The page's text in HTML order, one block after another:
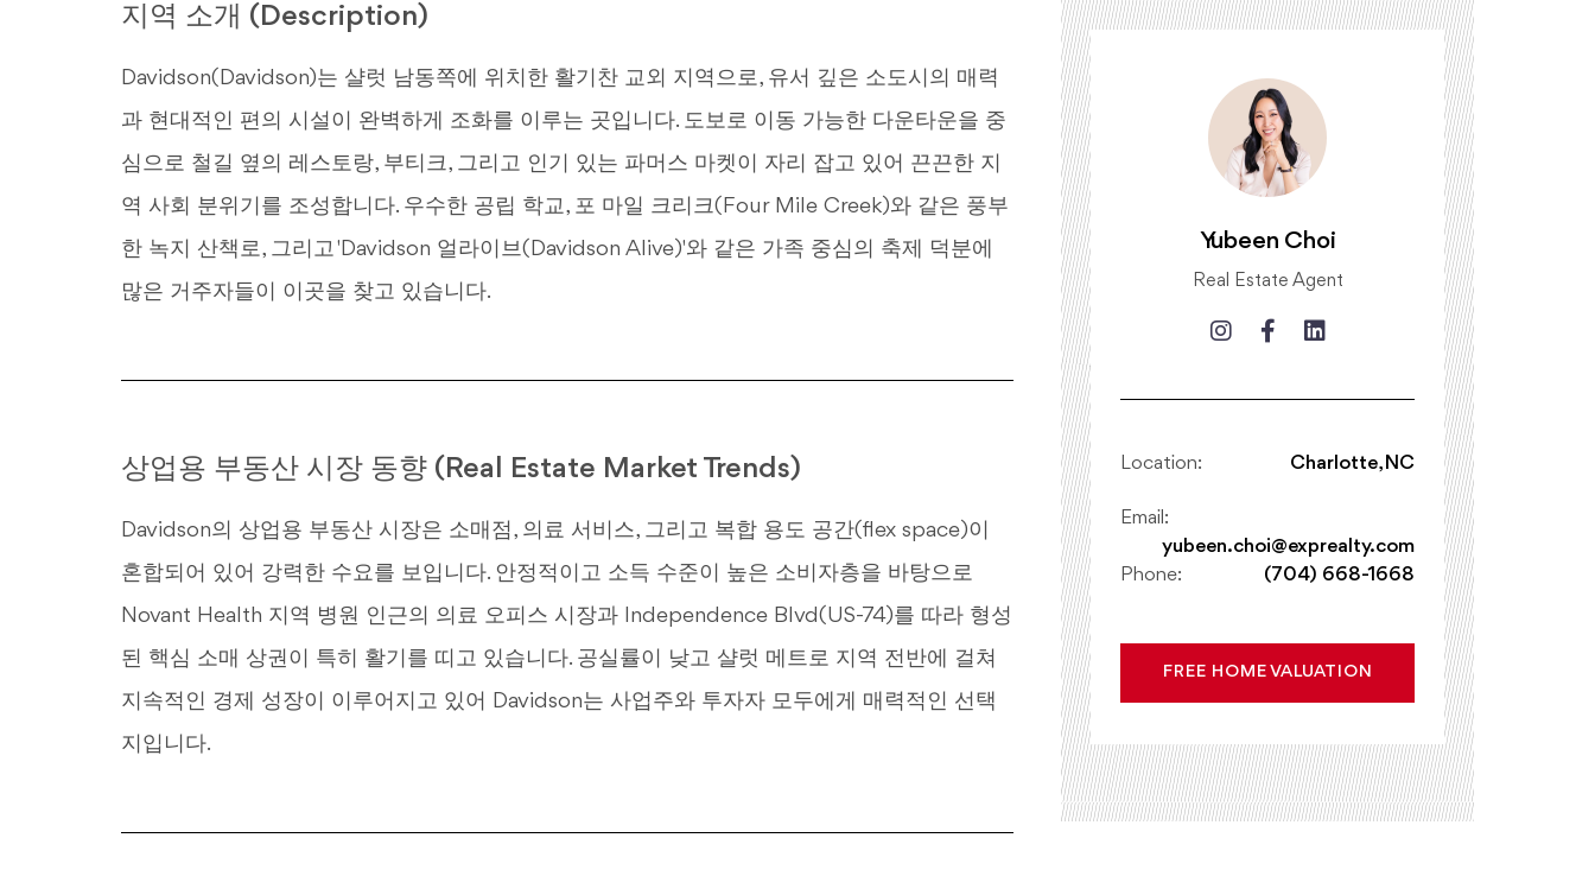
지역 소개 (Description)
Davidson(Davidson)는 샬럿 남동쪽에 위치한 활기찬 교외 지역으로, 유서 깊은 소도시의 매력
과 현대적인 편의 시설이 완벽하게 조화를 이루는 곳입니다. 도보로 이동 가능한 다운타운을 중
심으로 철길 옆의 레스토랑, 부티크, 그리고 인기 있는 파머스 마켓이 자리 잡고 있어 끈끈한 지
역 사회 분위기를 조성합니다. 우수한 공립 학교, 포 마일 크리크(Four Mile Creek)와 같은 풍부
한 녹지 산책로, 그리고 'Davidson 얼라이브(Davidson Alive)'와 같은 가족 중심의 축제 덕분에
많은 거주자들이 이곳을 찾고 있습니다.
상업용 부동산 시장 동향 (Real Estate Market Trends)
Davidson의 상업용 부동산 시장은 소매점, 의료 서비스, 그리고 복합 용도 공간(flex space)이
혼합되어 있어 강력한 수요를 보입니다. 안정적이고 소득 수준이 높은 소비자층을 바탕으로
Novant Health 지역 병원 인근의 의료 오피스 시장과 Independence Blvd(US-74)를 따라 형성
된 핵심 소매 상권이 특히 활기를 띠고 있습니다. 공실률이 낮고 샬럿 메트로 지역 전반에 걸쳐
지속적인 경제 성장이 이루어지고 있어 Davidson는 사업주와 투자자 모두에게 매력적인 선택
지입니다.
Yubeen Choi
Real Estate Agent
Location: Charlotte, NC
Email:
yubeen.choi@exprealty.com
Phone:
(704) 668-1668
FREE HOME VALUATION